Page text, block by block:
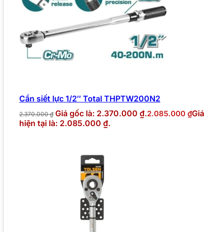
Cần siết lực 1/2″ Total THPTW200N2
2.370.000₫ Giá gốc là: 2.370.000 ₫.2.085.000 ₫Giá
hiện tại là: 2.085.000 ₫.